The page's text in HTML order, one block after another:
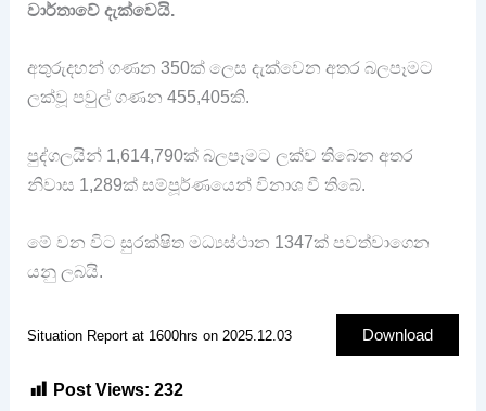
වාර්තාවේ දැක්වෙයි.
අතුරුදහන් ගණන 350ක් ලෙස දැක්වෙන අතර බලපෑමට
ලක්වූ පවුල් ගණන 455,405කි.
පුද්ගලයින් 1,614,790ක් බලපෑමට ලක්ව තිබෙන අතර
නිවාස 1,289ක් සම්පූර්ණයෙන් විනාශ වී තිබේ.
මේ වන විට සුරක්ෂිත මධ්‍යස්ථාන 1347ක් පවත්වාගෙන
යනු ලබයි.
Situation Report at 1600hrs on 2025.12.03 Download
Post Views: 232